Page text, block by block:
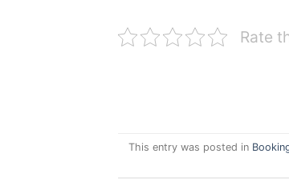
Rate
This entry was posted in